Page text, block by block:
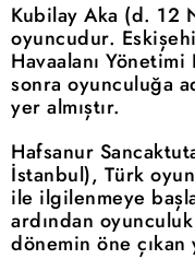
Kubilay Aka (d. 12
oyuncudur.
Havaalanı
sonra oyunculuğa
yer almıştır.
Hafsanur
İstanbul), Türk
ile ilgilenmeye
ardından
dönemin öne çıkan